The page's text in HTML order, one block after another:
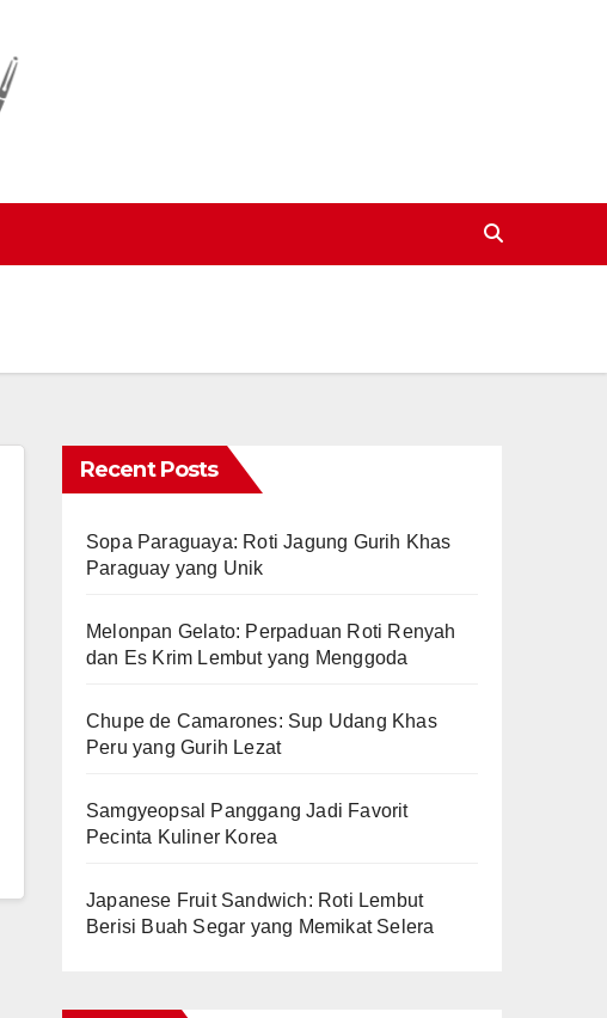
Recent Posts
Sopa Paraguaya: Roti Jagung Gurih Khas
Paraguay yang Unik
Melonpan Gelato: Perpaduan Roti Renyah
dan Es Krim Lembut yang Menggoda
Chupe de Camarones: Sup Udang Khas
Peru yang Gurih Lezat
Samgyeopsal Panggang Jadi Favorit
Pecinta Kuliner Korea
Japanese Fruit Sandwich: Roti Lembut
Berisi Buah Segar yang Memikat Selera